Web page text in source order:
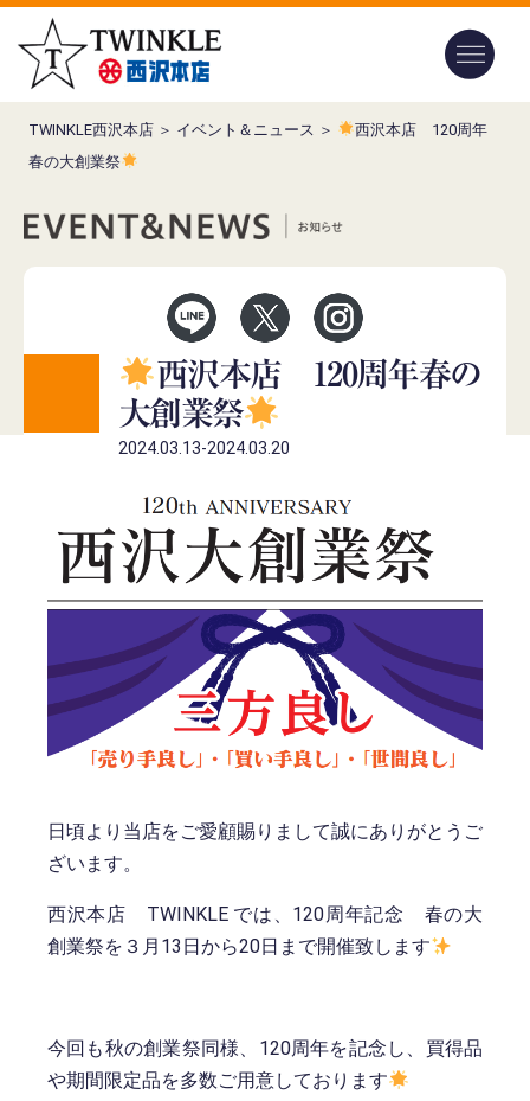
TWINKLE西沢本店 ＞ イベント＆ニュース ＞
西沢本店 120周年
春の大創業祭
西沢本店 120周年春の
大創業祭
2024.03.13-2024.03.20
日頃より当店をご愛顧賜りまして誠にありがとうご
ざいます。
西沢本店 TWINKLE では、120周年記念 春の大
創業祭を３月13日から20日まで開催致します
今回も秋の創業祭同様、120周年を記念し、買得品
や期間限定品を多数ご用意しております